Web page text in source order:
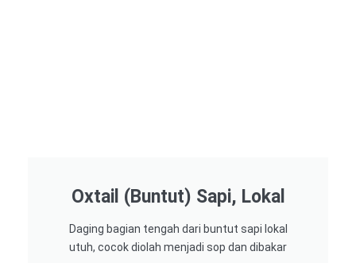
Oxtail (Buntut) Sapi, Lokal
Daging bagian tengah dari buntut sapi lokal
utuh, cocok diolah menjadi sop dan dibakar